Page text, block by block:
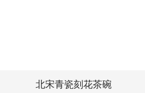
北宋青瓷刻花茶碗